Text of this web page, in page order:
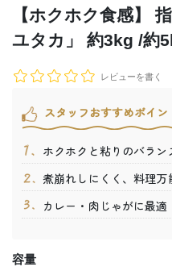
【ホクホク食感】
ユタカ」 約3kg /約
レビューを書く
スタッフおすすめポイン
ホクホクと粘りのバラン
煮崩れしにくく、料理万
カレー・肉じゃがに最適
容量